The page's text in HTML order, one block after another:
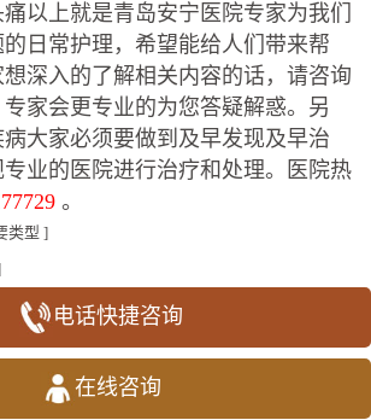
上就是青岛安宁医院专家为我们
日常护理，希望能给人们带来帮
深入的了解相关内容的话，请咨询
家会更专业的为您答疑解惑。另
大家必须要做到及早发现及早治
业的医院进行治疗和处理。医院热
。
类型 ]
电话快捷咨询
在线咨询